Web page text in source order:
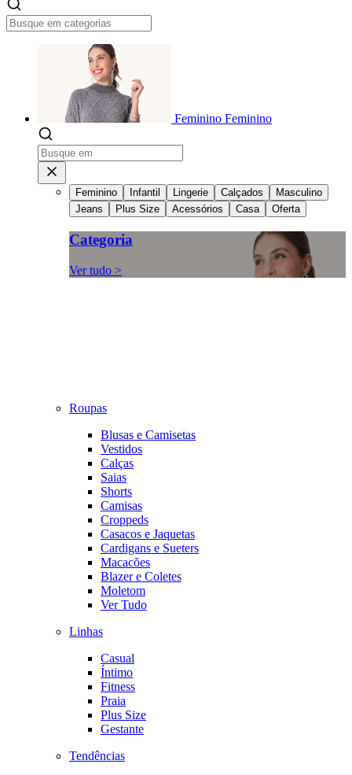
Feminino Feminino
Feminino Infantil Lingerie Calçados
Masculino
Jeans
Plus Size Acessórios Casa Oferta
Categoria
Ver tudo >
Roupas
Blusas e Camisetas
Vestidos
Calças
Saias
Shorts
Camisas
Croppeds
Casacos e Jaquetas
Cardigans e Sueters
Macacões
Blazer e Coletes
Moletom
Ver Tudo
Linhas
Casual
Íntimo
Fitness
Praia
Plus Size
Gestante
Tendências